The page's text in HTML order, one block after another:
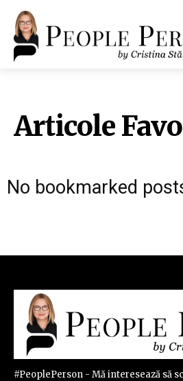
Articole
No bookmarked
#PeoplePerson - Mă interesează să